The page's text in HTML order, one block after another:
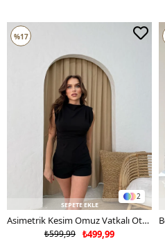
2
SEPETE EKLE
Asimetrik Kesim Omuz Vatkalı Ottoman Bluz Siyah 2119
₺499,99
₺599,99
%17